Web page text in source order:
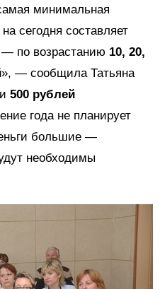
минимальная
на сегодня составляет
по возрастанию 10, 20,
», — сообщила Татьяна
и 500 рублей
года не планирует
большие —
необходимы